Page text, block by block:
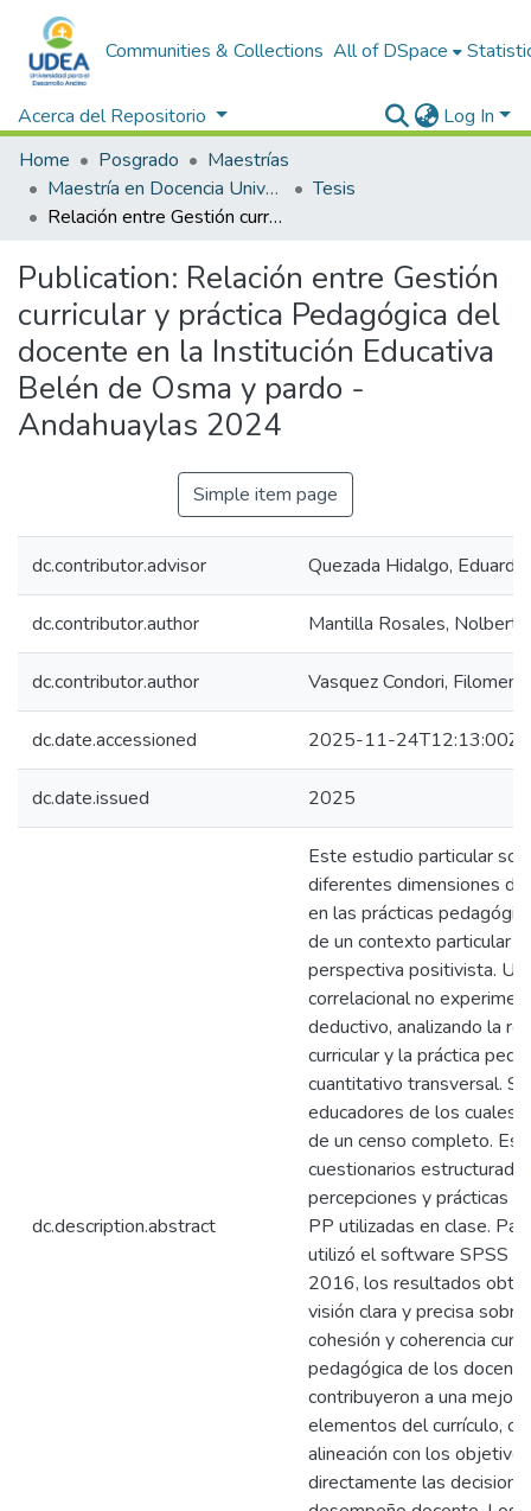
Communities & Collections All of DSpace
Acerca del Repositorio
Log In
Home
Posgrado
Maestrías
Maestría en Docencia Universitaria y Gestión Educativa
Tesis
Relación entre Gestión curricular y práctica Pedagógica del docente en la Institución Educativa Belén de Osma y pardo - Andahuaylas 2024
Publication: Relación entre Gestión
curricular y práctica Pedagógica del
docente en la Institución Educativa
Belén de Osma y pardo -
Andahuaylas 2024
Simple item page
dc.contributor.advisor Quezada Hidalgo, Eduardo
dc.contributor.author Mantilla Rosales, Nolberto
dc.contributor.author Vasquez Condori, Filomeno
dc.date.accessioned 2025-11-24T12:13:00Z
dc.date.issued 2025
dc.description.abstract
Este estudio particular
diferentes dimensiones
en las prácticas
de un contexto particular
perspectiva positivista.
correlacional no
deductivo, analizando la
curricular y la práctica
cuantitativo transversal.
educadores de los cuales
de un censo completo.
cuestionarios
percepciones y prácticas
PP utilizadas en clase.
utilizó el software SPSS
2016, los resultados
visión clara y precisa
cohesión y coherencia
pedagógica de los
contribuyeron a una mejor
elementos del currículo,
alineación con los
directamente las